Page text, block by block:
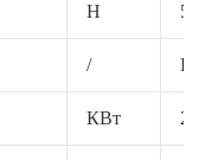
H
/
КВт 2